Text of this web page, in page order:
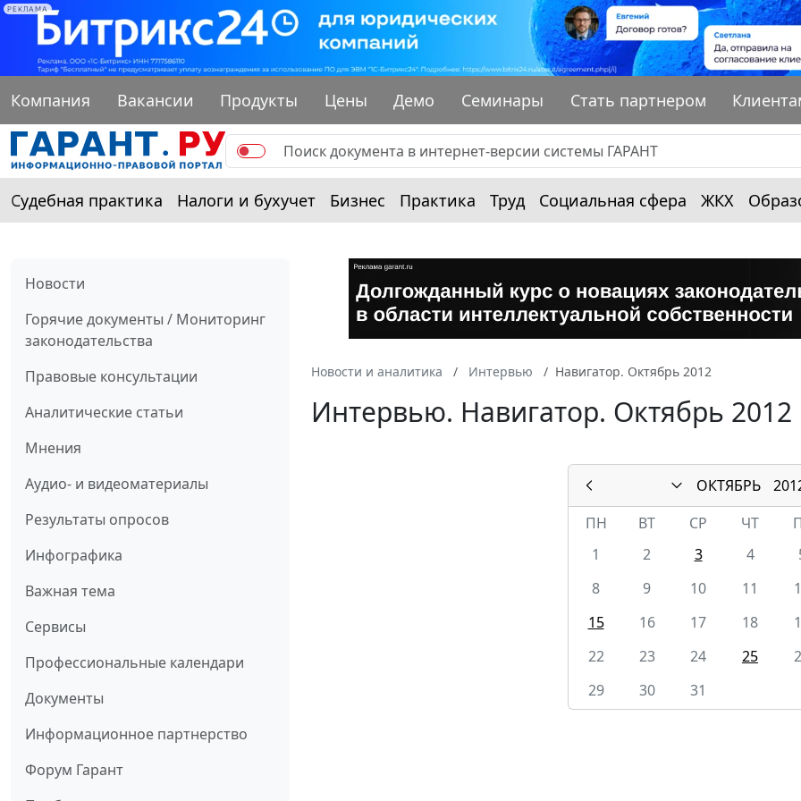
РЕКЛАМА
Компания Вакансии Продукты Цены Демо Семинары Стать партнером
Судебная практика Налоги и бухучет Бизнес Практика Труд Социальная сфера ЖКХ
Новости
Горячие документы / Мониторинг
законодательства
Правовые консультации
Аналитические статьи
Мнения
Аудио- и видеоматериалы
Результаты опросов
Инфографика
Важная тема
Сервисы
Профессиональные календари
Документы
Информационное партнерство
Форум Гарант
Новости и аналитика Интервью Навигатор. Октябрь 2012
Интервью. Навигатор. Октябрь 2012
ОКТЯБРЬ
ПН
ВТ СР ЧТ
1
2 3 4
8
9 10 11
15
16 17 18
22
23 24 25
29
30 31